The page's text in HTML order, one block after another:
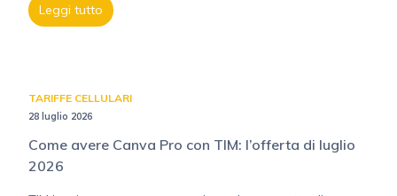
Leggi tutto
TARIFFE CELLULARI
28 luglio 2026
Come avere Canva Pro con TIM: l’offerta di luglio
2026